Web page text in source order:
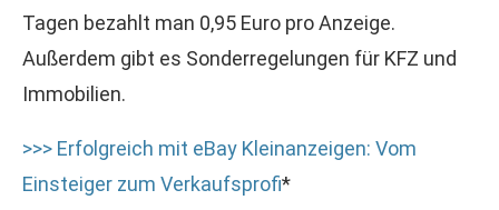
Tagen bezahlt man 0,95 Euro pro Anzeige.
Außerdem gibt es Sonderregelungen für KFZ und
Immobilien.
>>> Erfolgreich mit eBay Kleinanzeigen: Vom
Einsteiger zum Verkaufsprofi*